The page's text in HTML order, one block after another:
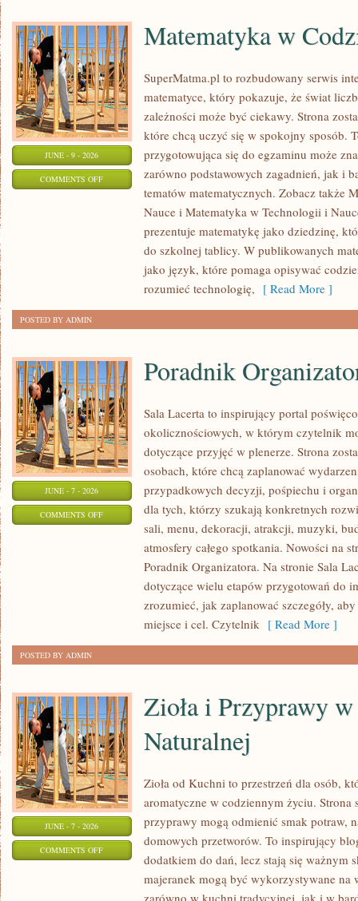
JUNE - 9 - 2026
COMMENTS OFFON
MATEMATYKA
CODZIENNYM
Matematyka w
SuperMatma.pl to rozbudowany serwis
matematyce, który pokazuje, że świat
zależności może być ciekawy. Strona
które chcą uczyć się w spokojny sposób.
przygotowująca się do egzaminu może
zarówno podstawowych zagadnień, jak i
tematów matematycznych. Zobacz także
Nauce i Matematyka w Technologii i
prezentuje matematykę jako dziedzinę,
do szkolnej tablicy. W publikowanych
jako język, które pomaga opisywać
rozumieć technologię, [ Read More ]
POSTED BY ADMIN
JUNE - 7 - 2026
COMMENTS OFFON
ORGANIZATORA
Poradnik
Sala Lacerta to inspirujący portal
okolicznościowych, w którym czytelnik
dotyczące przyjęć w plenerze. Strona
osobach, które chcą zaplanować
przypadkowych decyzji, pośpiechu i
dla tych, którzy szukają konkretnych
sali, menu, dekoracji, atrakcji, muzyki,
atmosfery całego spotkania. Nowości na
Poradnik Organizatora. Na stronie Sala
dotyczące wielu etapów przygotowań do
zrozumieć, jak zaplanować szczegóły,
miejsce i cel. Czytelnik [ Read More ]
POSTED BY ADMIN
JUNE - 7 - 2026
COMMENTS OFFON
Zioła i Przyprawy
Naturalnej
Zioła od Kuchni to przestrzeń dla osób,
aromatyczne w codziennym życiu.
przyprawy mogą odmienić smak potraw,
domowych przetworów. To inspirujący
dodatkiem do dań, lecz stają się ważnym
majeranek mogą być wykorzystywane na
zarówno w kuchni tradycyjnej, jak i w